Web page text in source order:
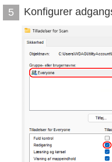
5 Konfigurer